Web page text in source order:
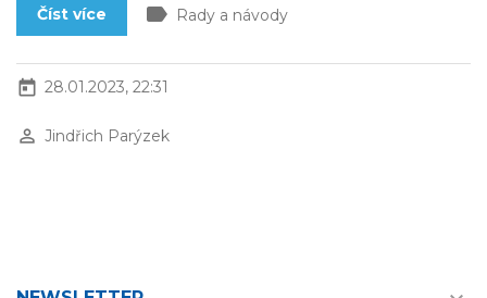
Číst více label Rady a návody
today 28.01.2023, 22:31
perm_identity Jindřich Parýzek